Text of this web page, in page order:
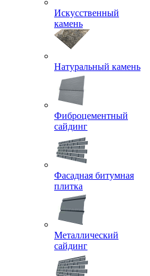
Искусственный
камень
Натуральный камень
Фиброцементный
сайдинг
Фасадная битумная
плитка
Металлический
сайдинг